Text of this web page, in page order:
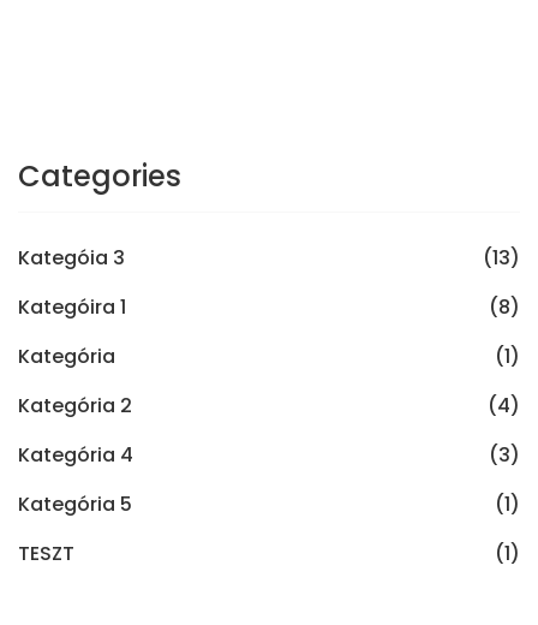
Categories
Kategóia 3
(13)
Kategóira 1
(8)
Kategória
(1)
Kategória 2
(4)
Kategória 4
(3)
Kategória 5
(1)
TESZT
(1)